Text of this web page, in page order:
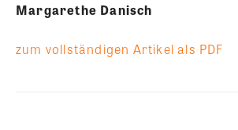
Margarethe Danisch
zum vollständigen Artikel als PDF